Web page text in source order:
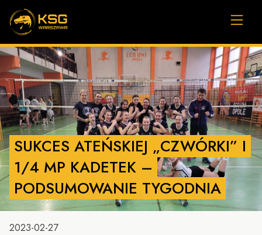
SUKCES ATEŃSKIEJ „CZWÓRKI” I
1/4 MP KADETEK –
PODSUMOWANIE TYGODNIA
2023-02-27